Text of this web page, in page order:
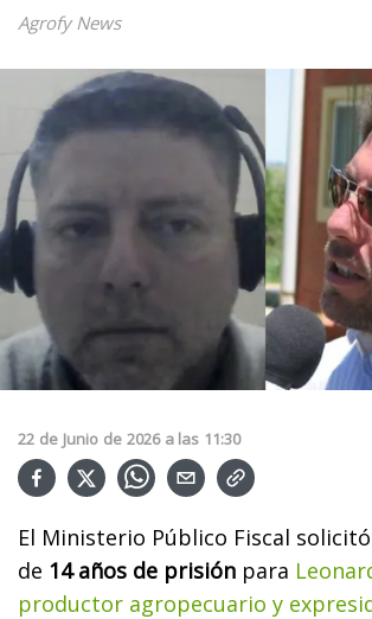
Agrofy News
22 de Junio de 2026 a las 11:30
El Ministerio Público Fiscal
de 14 años de prisión para
productor agropecuario y